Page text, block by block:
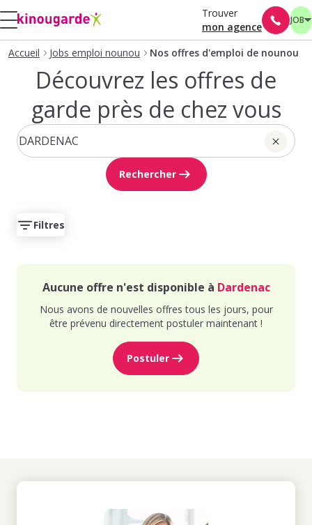
Trouver
mon agence
JOB
Accueil Jobs emploi nounou Nos offres d'emploi de nounou
Découvrez les offres de
garde près de chez vous
Rechercher
Filtres
Aucune offre n'est disponible à Dardenac
Nous avons de nouvelles offres tous les jours, pour
être prévenu directement postuler maintenant !
Postuler